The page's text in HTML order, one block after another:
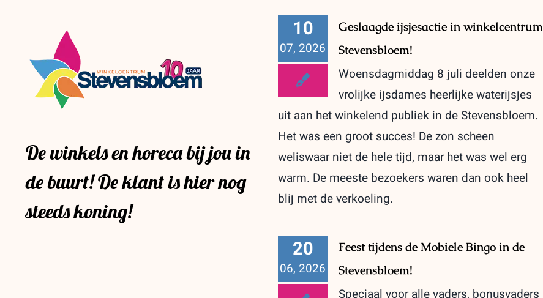
De winkels en horeca bij jou in
de buurt! De klant is hier nog
steeds koning!
10
07, 2026
Geslaagde ijsjesactie in winkelcentrum
Stevensbloem!
Woensdagmiddag 8 juli deelden onze
vrolijke ijsdames heerlijke waterijsjes
uit aan het winkelend publiek in de Stevensbloem.
Het was een groot succes! De zon scheen
weliswaar niet de hele tijd, maar het was wel erg
warm. De meeste bezoekers waren dan ook heel
blij met de verkoeling.
20
06, 2026
Feest tijdens de Mobiele Bingo in de
Stevensbloem!
Speciaal voor alle vaders, bonusvaders